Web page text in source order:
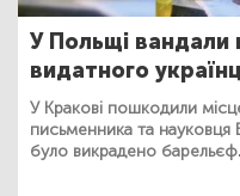
У Польщі
видатного
У Кракові пошкодили
письменника та науковця
було викрадено барельєф.